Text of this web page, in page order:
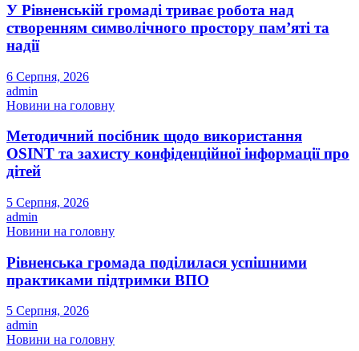
У Рівненській громаді триває робота над
створенням символічного простору пам’яті та
надії
6 Серпня, 2026
admin
Новини на головну
Методичний посібник щодо використання
OSINT та захисту конфіденційної інформації про
дітей
5 Серпня, 2026
admin
Новини на головну
Рівненська громада поділилася успішними
практиками підтримки ВПО
5 Серпня, 2026
admin
Новини на головну